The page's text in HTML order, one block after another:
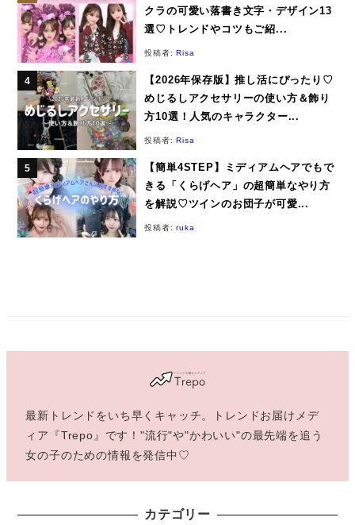
クラの可愛い落書き文字・デザイン13
選♡トレンドやコツもご紹...
投稿者:Risa
【2026年保存版】推し活にぴったり♡
めじるしアクセサリーの使い方＆飾り
方10選！人気のキャラクター...
投稿者:Risa
【簡単4STEP】ミディアムヘアでもで
きる「くらげヘア」の超簡単なやり方
を解説♡ツインのお団子が可愛...
投稿者:ruka
最新トレンドをいち早くキャッチ。トレンドお届けメデ
ィア『Trepo』です！"流行"や"かわいい"の最先端を追う
女の子のための情報を発信中♡
カテゴリー